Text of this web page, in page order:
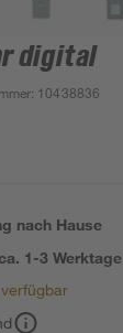
digital
: 10438836
nach Hause
1-3 Werktage